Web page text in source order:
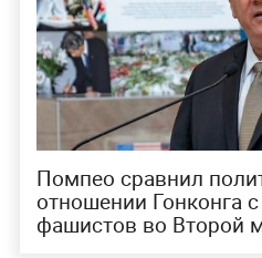
Помпео сравнил
отношении Гонконга
фашистов во Второй